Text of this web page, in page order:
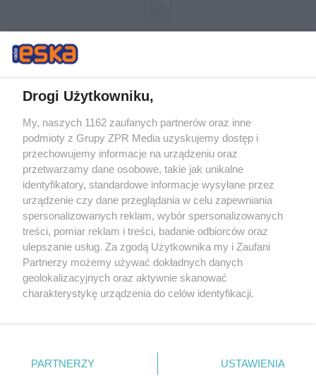
Żaden utwór zamieszczony w serwisie nie może być powielany i
rozpowszechniany lub dalej rozpowszechniany w jakikolwiek sposób (w
tym także elektroniczny lub mechaniczny) na jakimkolwiek polu
eksploatacji w jakiejkolwiek formie, włącznie z umieszczaniem w
Internecie bez pisemnej zgody właściciela praw. Jakiekolwiek użycie lub
wykorzystanie utworów w całości lub w części z naruszeniem prawa,
tzn. bez właściwej zgody, jest zabronione pod groźbą kary i może być
ścigane prawnie.
Drogi Użytkowniku,
My, naszych 1162 zaufanych partnerów oraz inne
podmioty z Grupy ZPR Media uzyskujemy dostęp i
przechowujemy informacje na urządzeniu oraz
przetwarzamy dane osobowe, takie jak unikalne
identyfikatory, standardowe informacje wysyłane przez
urządzenie czy dane przeglądania w celu zapewniania
spersonalizowanych reklam, wybór spersonalizowanych
treści, pomiar reklam i treści, badanie odbiorców oraz
ulepszanie usług. Za zgodą Użytkownika my i Zaufani
Partnerzy możemy używać dokładnych danych
geolokalizacyjnych oraz aktywnie skanować
charakterystykę urządzenia do celów identyfikacji.
zmienić/wycofać klikając przycisk ustawień prywatności
znajdujący się w lewym dolnym rogu strony
PARTNERZY USTAWIENIA